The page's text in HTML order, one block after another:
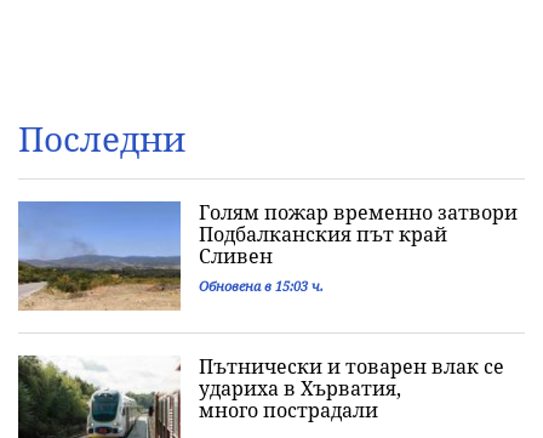
Последни
Голям пожар временно затвори
Подбалканския път край
Сливен
Обновена в 15:03 ч.
Пътнически и товарен влак се
удариха в Хърватия,
много пострадали